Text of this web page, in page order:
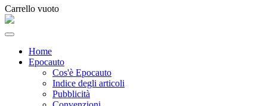
Carrello vuoto
Home
Epocauto
Cos'è Epocauto
Indice degli articoli
Pubblicità